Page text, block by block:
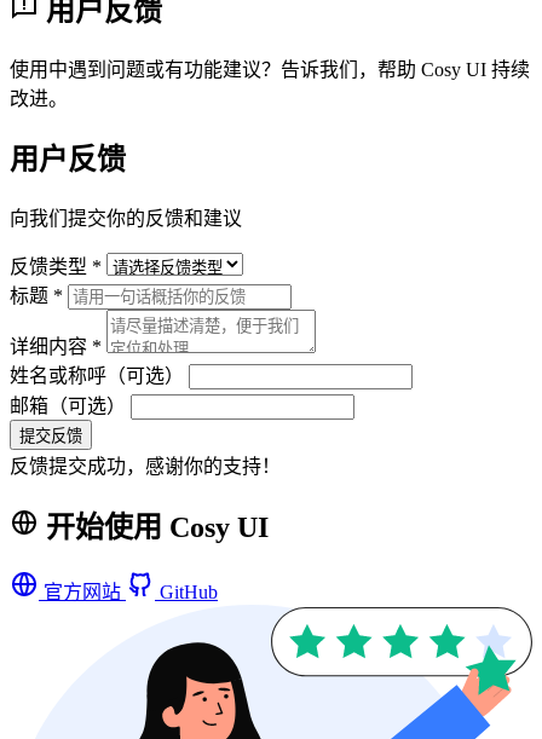
用户反馈
使用中遇到问题或有功能建议？告诉我们，帮助 Cosy UI 持续
改进。
用户反馈
向我们提交你的反馈和建议
反馈类型 *
标题 *
详细内容 *
姓名或称呼（可选）
邮箱（可选）
提交反馈
反馈提交成功，感谢你的支持！
开始使用 Cosy UI
官方网站 GitHub